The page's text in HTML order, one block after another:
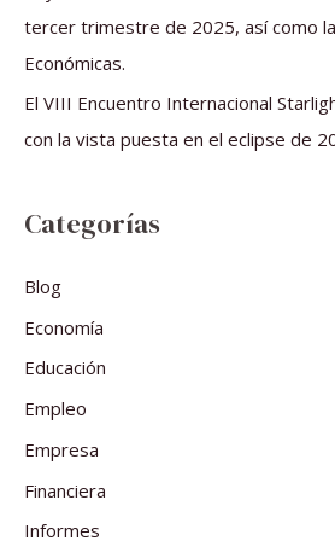
tercer trimestre de 2025, así como
Económicas.
El VIII Encuentro Internacional
con la vista puesta en el eclipse de
Categorías
Blog
Economía
Educación
Empleo
Empresa
Financiera
Informes